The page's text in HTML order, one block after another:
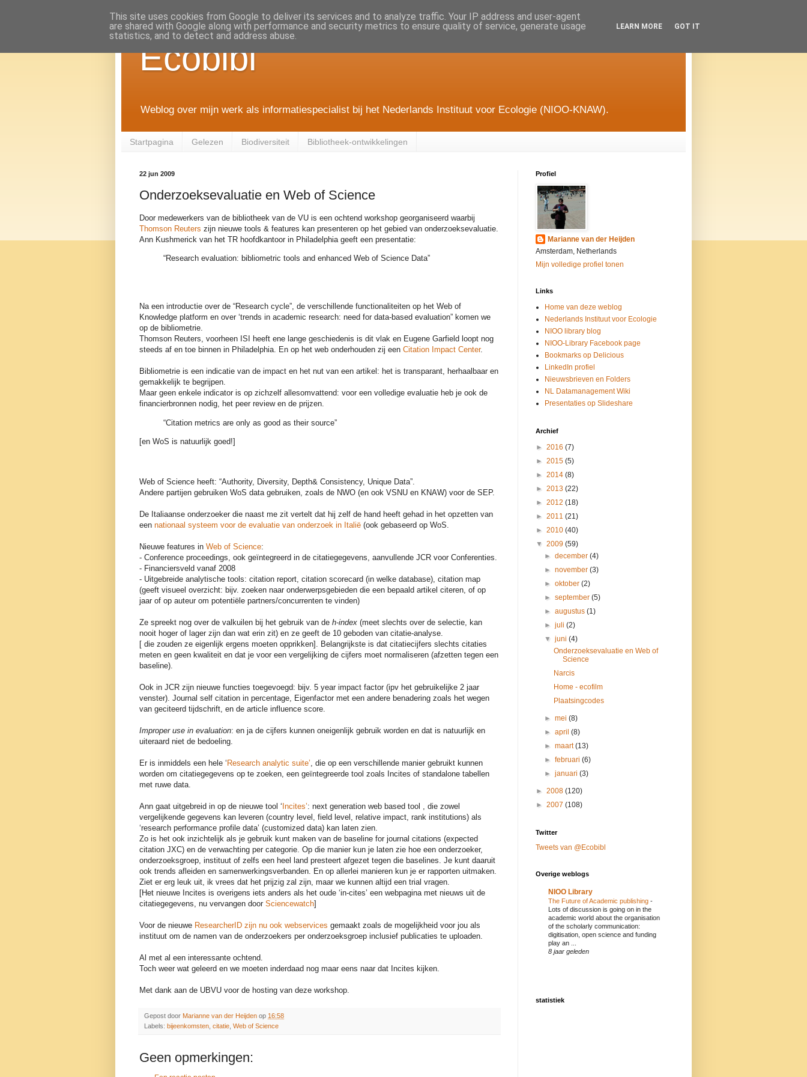
Ecobibl
Weblog over mijn werk als informatiespecialist bij het Nederlands Instituut voor Ecologie (NIOO-KNAW).
Startpagina Gelezen Biodiversiteit Bibliotheek-ontwikkelingen
22 jun 2009
Onderzoeksevaluatie en Web of Science
Door medewerkers van de bibliotheek van de VU is een ochtend workshop georganiseerd waarbij
Thomson Reuters zijn nieuwe tools & features kan presenteren op het gebied van onderzoeksevaluatie.
Ann Kushmerick van het TR hoofdkantoor in Philadelphia geeft een presentatie:
“Research evaluation: bibliometric tools and enhanced Web of Science Data”
Na een introductie over de “Research cycle”, de verschillende functionaliteiten op het Web of
Knowledge platform en over ‘trends in academic research: need for data-based evaluation” komen we
op de bibliometrie.
Thomson Reuters, voorheen ISI heeft ene lange geschiedenis is dit vlak en Eugene Garfield loopt nog
steeds af en toe binnen in Philadelphia. En op het web onderhouden zij een Citation Impact Center.
Bibliometrie is een indicatie van de impact en het nut van een artikel: het is transparant, herhaalbaar en
gemakkelijk te begrijpen.
Maar geen enkele indicator is op zichzelf allesomvattend: voor een volledige evaluatie heb je ook de
financierbronnen nodig, het peer review en de prijzen.
“Citation metrics are only as good as their source”
[en WoS is natuurlijk goed!]
Web of Science heeft: “Authority, Diversity, Depth& Consistency, Unique Data”.
Andere partijen gebruiken WoS data gebruiken, zoals de NWO (en ook VSNU en KNAW) voor de SEP.
De Italiaanse onderzoeker die naast me zit vertelt dat hij zelf de hand heeft gehad in het opzetten van
een nationaal systeem voor de evaluatie van onderzoek in Italië (ook gebaseerd op WoS.
Nieuwe features in Web of Science:
- Conference proceedings, ook geïntegreerd in de citatiegegevens, aanvullende JCR voor Conferenties.
- Financiersveld vanaf 2008
- Uitgebreide analytische tools: citation report, citation scorecard (in welke database), citation map
(geeft visueel overzicht: bijv. zoeken naar onderwerpsgebieden die een bepaald artikel citeren, of op
jaar of op auteur om potentiële partners/concurrenten te vinden)
Ze spreekt nog over de valkuilen bij het gebruik van de h-index (meet slechts over de selectie, kan
nooit hoger of lager zijn dan wat erin zit) en ze geeft de 10 geboden van citatie-analyse.
[ die zouden ze eigenlijk ergens moeten opprikken]. Belangrijkste is dat citatiecijfers slechts citaties
meten en geen kwaliteit en dat je voor een vergelijking de cijfers moet normaliseren (afzetten tegen een
baseline).
Ook in JCR zijn nieuwe functies toegevoegd: bijv. 5 year impact factor (ipv het gebruikelijke 2 jaar
venster). Journal self citation in percentage, Eigenfactor met een andere benadering zoals het wegen
van geciteerd tijdschrift, en de article influence score.
Improper use in evaluation: en ja de cijfers kunnen oneigenlijk gebruik worden en dat is natuurlijk en
uiteraard niet de bedoeling.
Er is inmiddels een hele ‘ Research analytic suite’ , die op een verschillende manier gebruikt kunnen
worden om citatiegegevens op te zoeken, een geïntegreerde tool zoals Incites of standalone tabellen
met ruwe data.
Ann gaat uitgebreid in op de nieuwe tool ‘ Incites’: next generation web based tool , die zowel
vergelijkende gegevens kan leveren (country level, field level, relative impact, rank institutions) als
‘research performance profile data’ (customized data) kan laten zien.
Zo is het ook inzichtelijk als je gebruik kunt maken van de baseline for journal citations (expected
citation JXC) en de verwachting per categorie. Op die manier kun je laten zie hoe een onderzoeker,
onderzoeksgroep, instituut of zelfs een heel land presteert afgezet tegen die baselines. Je kunt daaruit
ook trends afleiden en samenwerkingsverbanden. En op allerlei manieren kun je er rapporten uitmaken.
Ziet er erg leuk uit, ik vrees dat het prijzig zal zijn, maar we kunnen altijd een trial vragen.
[Het nieuwe Incites is overigens iets anders als het oude ‘in-cites’ een webpagina met nieuws uit de
citatiegegevens, nu vervangen door Sciencewatch]
Voor de nieuwe ResearcherID zijn nu ook webservices gemaakt zoals de mogelijkheid voor jou als
instituut om de namen van de onderzoekers per onderzoeksgroep inclusief publicaties te uploaden.
Al met al een interessante ochtend.
Toch weer wat geleerd en we moeten inderdaad nog maar eens naar dat Incites kijken.
Met dank aan de UBVU voor de hosting van deze workshop.
Gepost door Marianne van der Heijden op 16:58
Labels: bijeenkomsten citatie Web of Science
Geen opmerkingen:
Profiel
Marianne van der Heijden
Amsterdam, Netherlands
Mijn volledige profiel tonen
Links
Home van deze weblog
Nederlands Instituut voor Ecologie
NIOO library blog
NIOO-Library Facebook page
Bookmarks op Delicious
LinkedIn profiel
Nieuwsbrieven en Folders
NL Datamanagement Wiki
Presentaties op Slideshare
Archief
► 2016 (7)
► 2015 (5)
► 2014 (8)
► 2013 (22)
► 2012 (18)
► 2011 (21)
► 2010 (40)
▼ 2009 (59)
►december(4)
►november(3)
►oktober(2)
►september(5)
►augustus(1)
►juli(2)
▼juni(4)
Onderzoeksevaluatie en Web of
Science
Narcis
Home - ecofilm
Plaatsingcodes
►mei(8)
►april(8)
►maart(13)
►februari(6)
►januari(3)
► 2008 (120)
► 2007 (108)
Twitter
Tweets van @Ecobibl
Overige weblogs
NIOO Library
The Future of Academic publishing -
Lots of discussion is going on in the
academic world about the organisation
of the scholarly communication:
digitisation, open science and funding
play an ...
8 jaar geleden
statistiek
This site uses cookies from Google to deliver its services and to analyze traffic. Your IP address and user-agent
are shared with Google along with performance and security metrics to ensure quality of service, generate usage
statistics, and to detect and address abuse.
LEARN MORE GOT IT